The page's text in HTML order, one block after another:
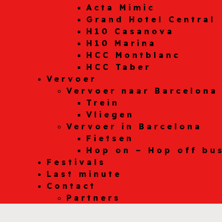
Acta Mimic
Grand Hotel Central
H10 Casanova
H10 Marina
HCC Montblanc
HCC Taber
Vervoer
Vervoer naar Barcelona
Trein
Vliegen
Vervoer in Barcelona
Fietsen
Hop on – Hop off
Festivals
Last minute
Contact
Partners